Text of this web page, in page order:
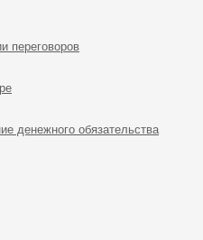
переговоров
денежного обязательства